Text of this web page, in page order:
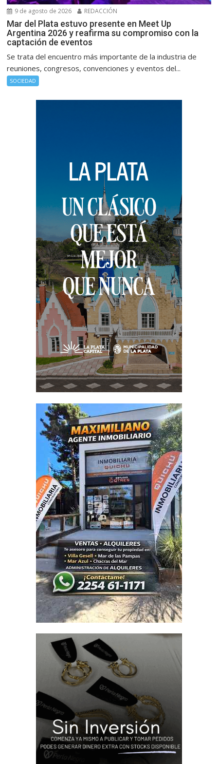
9 de agosto de 2026 REDACCIÓN
Mar del Plata estuvo presente en Meet Up
Argentina 2026 y reafirma su compromiso con la
captación de eventos
Se trata del encuentro más importante de la industria de
reuniones, congresos, convenciones y eventos del...
SOCIEDAD